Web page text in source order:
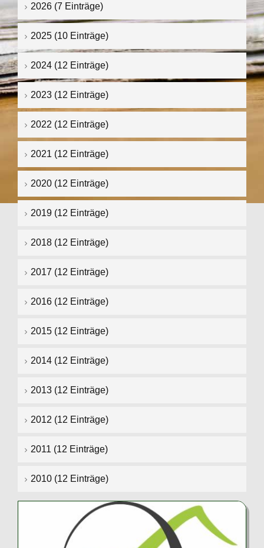
2026 (7 Einträge)
2025 (10 Einträge)
2024 (12 Einträge)
2023 (12 Einträge)
2022 (12 Einträge)
2021 (12 Einträge)
2020 (12 Einträge)
2019 (12 Einträge)
2018 (12 Einträge)
2017 (12 Einträge)
2016 (12 Einträge)
2015 (12 Einträge)
2014 (12 Einträge)
2013 (12 Einträge)
2012 (12 Einträge)
2011 (12 Einträge)
2010 (12 Einträge)